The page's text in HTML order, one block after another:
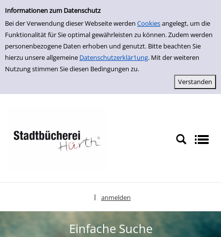
Einfache Suche
Informationen zum Datenschutz
Bei der Verwendung dieser Webseite werden Cookiesangelegt, um die
Funktionalität für Sie optimal gewährleisten zu können. Zudem werden
personenbezogene Daten erhoben und genutzt. Bitte beachten Sie
hierzu unsere allgemeine Datenschutzerklär1ung. Mit der weiteren
Nutzung stimmen Sie diesen Bedingungen zu.
zur Navigation springen
zum Inhalt springen
Zu den Suchfiltern springen
Zur Trefferliste springen
anmelden
Einfache Suche